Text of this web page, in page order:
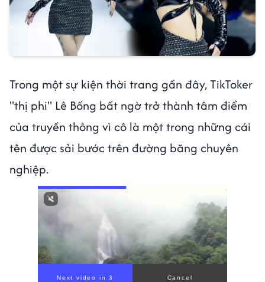
Trong một sự kiện thời trang gần đây, TikToker
"thị phi" Lê Bống bất ngờ trở thành tâm điểm
của truyền thông vì cô là một trong những cái
tên được sải bước trên đường băng chuyên
nghiệp.
Next video in 1 Cancel